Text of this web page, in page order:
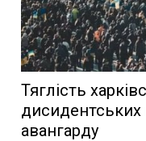
Тяглість
дисидентських
авангарду